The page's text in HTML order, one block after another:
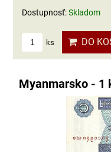
Dostupnosť:Skladom
ks DO
Myanmarsko - 1